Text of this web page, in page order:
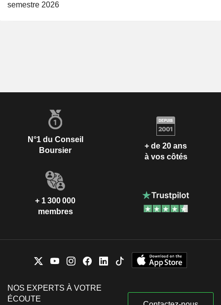
semestre 2026
N°1 du Conseil
Boursier
+ de 20 ans
à vos côtés
+ 1 300 000
membres
NOS EXPERTS À VOTRE
ÉCOUTE